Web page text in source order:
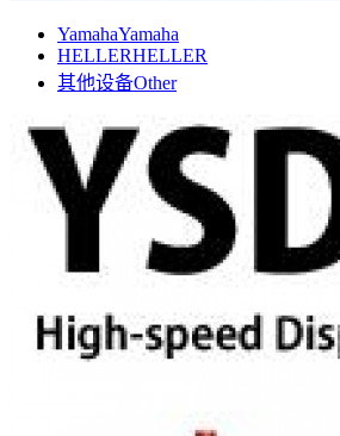
YamahaYamaha
HELLERHELLER
其他设备Other